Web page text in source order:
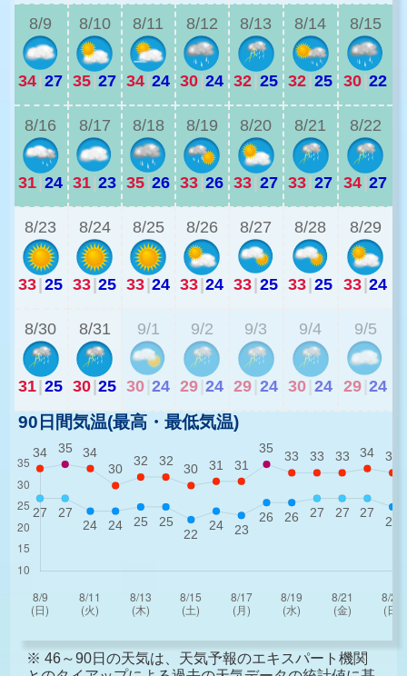
8/9
34 27
8/10
35 27
8/11
34 24
8/12
30 24
8/13
32 25
8/14
32 25
8/15
30 22
8/16
31 24
8/17
31 23
8/18
35 26
8/19
33 26
8/20
33 27
8/21
33 27
8/22
34 27
8/23
33 25
8/24
33 25
8/25
33 24
8/26
33 24
8/27
33 25
8/28
33 25
8/29
33 24
8/30
31 25
8/31
30 25
9/1
30 24
9/2
29 24
9/3
29 24
9/4
30 24
9/5
29 24
90日間気温(最高・最低気温)
※ 46～90日の天気は、天気予報のエキスパート機関